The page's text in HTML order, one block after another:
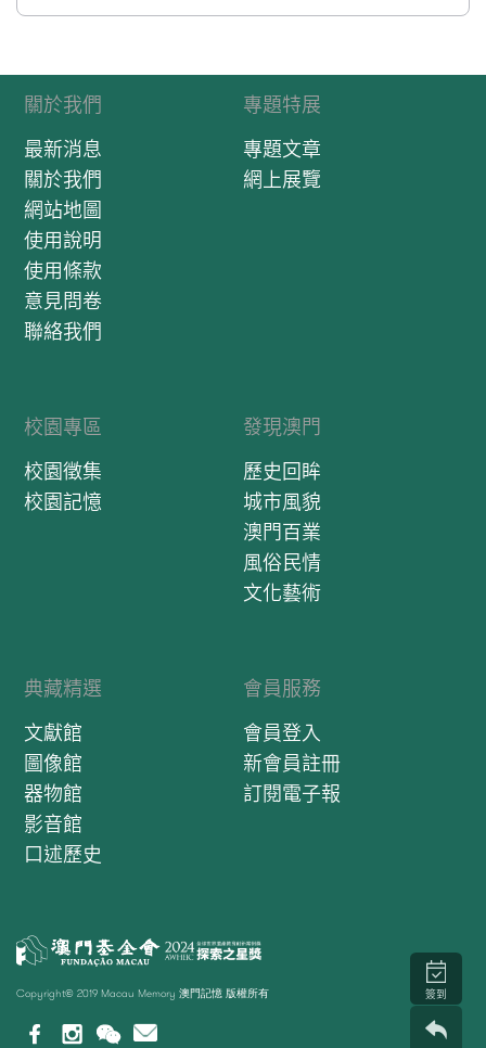
關於我們
最新消息
關於我們
網站地圖
使用說明
使用條款
意見問卷
聯絡我們
專題特展
專題文章
網上展覽
校園專區
校園徵集
校園記憶
發現澳門
歷史回眸
城市風貌
澳門百業
風俗民情
文化藝術
典藏精選
文獻館
圖像館
器物館
影音館
口述歷史
會員服務
會員登入
新會員註冊
訂閱電子報
Copyright© 2019 Macau Memory 澳門記憶 版權所有 簽到